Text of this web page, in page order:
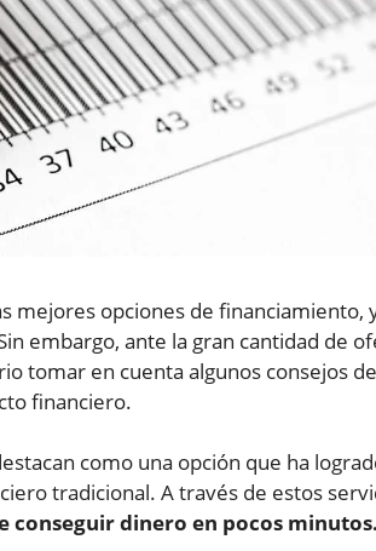
mejores opciones de financiamiento,
embargo, ante la gran cantidad de
tomar en cuenta algunos consejos
financiero.
como una opción que ha
tradicional. A través de estos
conseguir dinero en pocos